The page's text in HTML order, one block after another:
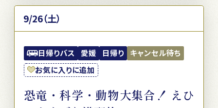
9/26（土）
日帰りバス 愛媛 日帰り
キャンセル待ち
お気に入りに追加
恐竜・科学・動物大集合！ えひ